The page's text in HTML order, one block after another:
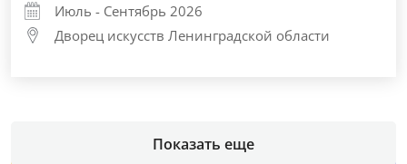
Июль - Сентябрь 2026
Дворец искусств Ленинградской области
Показать еще